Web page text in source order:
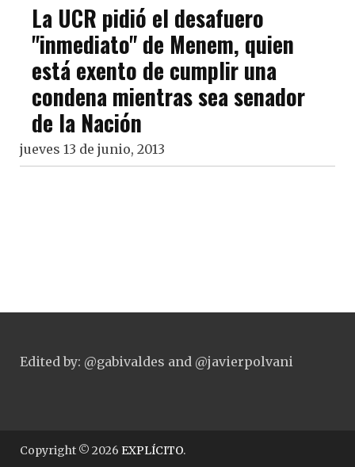
La UCR pidió el desafuero
"inmediato" de Menem, quien
está exento de cumplir una
condena mientras sea senador
de la Nación
jueves 13 de junio, 2013
Edited by: @gabivaldes and @javierpolvani
Copyright © 2026 EXPLÍCITO.